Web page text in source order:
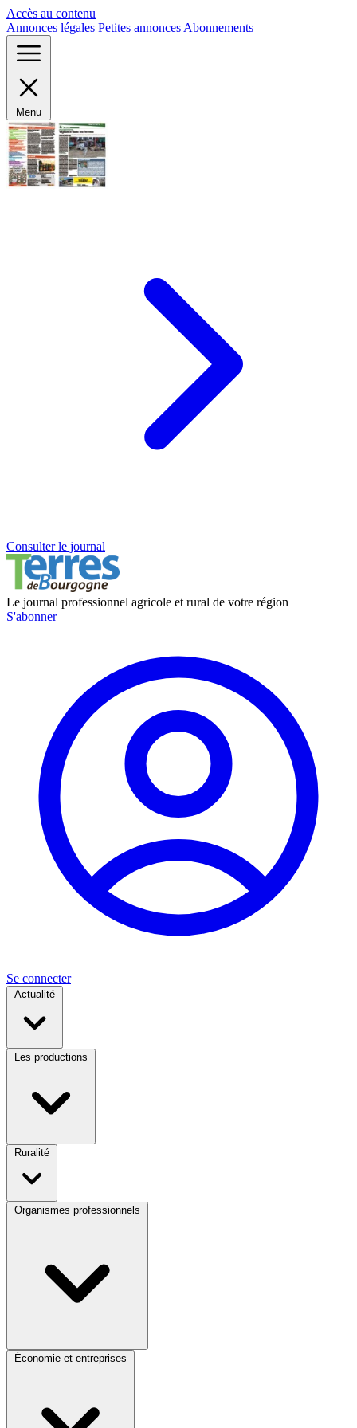
Accès au contenu
Annonces légales Petites annonces Abonnements
Menu
Consulter le journal
Le journal professionnel agricole et rural de votre région
S'abonner
Se connecter
Actualité
Les productions
Ruralité
Organismes professionnels
Économie et entreprises
Panneau de gestion des cookies